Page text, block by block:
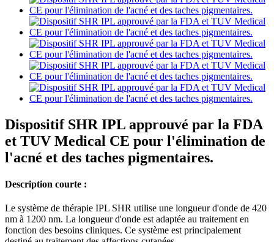
Dispositif SHR IPL approuvé par la FDA
et TUV Medical CE pour l'élimination de
l'acné et des taches pigmentaires.
Description courte :
Le système de thérapie IPL SHR utilise une longueur d'onde de 420
nm à 1200 nm. La longueur d'onde est adaptée au traitement en
fonction des besoins cliniques. Ce système est principalement